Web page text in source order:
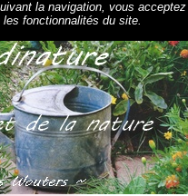
la navigation, vous acceptez
fonctionnalités du site.